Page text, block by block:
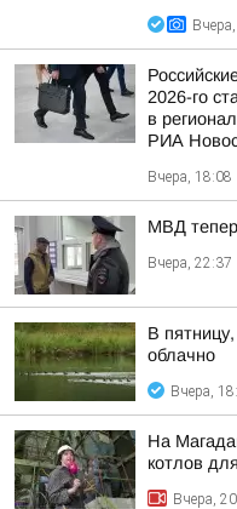
2026-го
в
РИА
Вчера, 18:08
МВД
Вчера, 22:37
В
облачно
Вчера,
На
котлов
Вчера,